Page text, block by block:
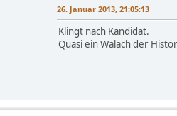
26. Januar 2013, 21:05:13
Klingt nach Kandidat.
Quasi ein Walach der